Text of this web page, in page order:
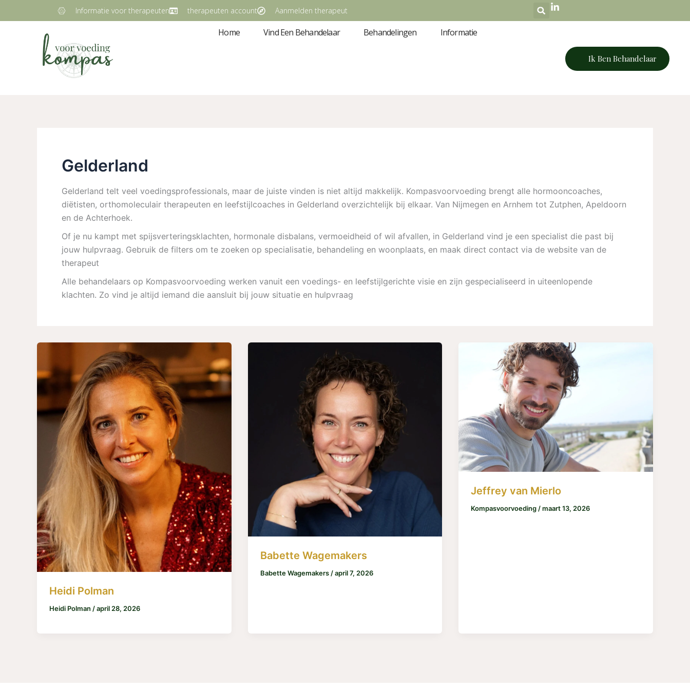
naar
Informatie voor therapeuten therapeuten account Aanmelden therapeut
Home Vind Een Behandelaar Behandelingen Informatie
Ik Ben Behandelaar
Gelderland
Gelderland telt veel voedingsprofessionals, maar de juiste vinden is niet altijd makkelijk. Kompasvoorvoeding brengt alle hormooncoaches,
diëtisten, orthomoleculair therapeuten en leefstijlcoaches in Gelderland overzichtelijk bij elkaar. Van Nijmegen en Arnhem tot Zutphen, Apeldoorn
en de Achterhoek.
Of je nu kampt met spijsverteringsklachten, hormonale disbalans, vermoeidheid of wil afvallen, in Gelderland vind je een specialist die past bij
jouw hulpvraag. Gebruik de filters om te zoeken op specialisatie, behandeling en woonplaats, en maak direct contact via de website van de
therapeut
Alle behandelaars op Kompasvoorvoeding werken vanuit een voedings- en leefstijlgerichte visie en zijn gespecialiseerd in uiteenlopende
klachten. Zo vind je altijd iemand die aansluit bij jouw situatie en hulpvraag
Heidi Polman
Heidi Polman /april 28, 2026
Babette Wagemakers
Babette Wagemakers/april 7, 2026
Jeffrey van Mierlo
Kompasvoorvoeding/maart 13, 2026